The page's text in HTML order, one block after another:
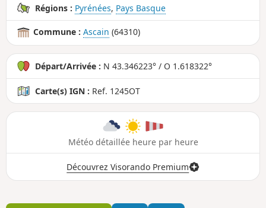
Régions : Pyrénées, Pays Basque
Commune : Ascain (64310)
Départ/Arrivée : N 43.346223° / O 1.618322°
Carte(s) IGN : Ref. 1245OT
Météo détaillée heure par heure
Découvrez Visorando Premium